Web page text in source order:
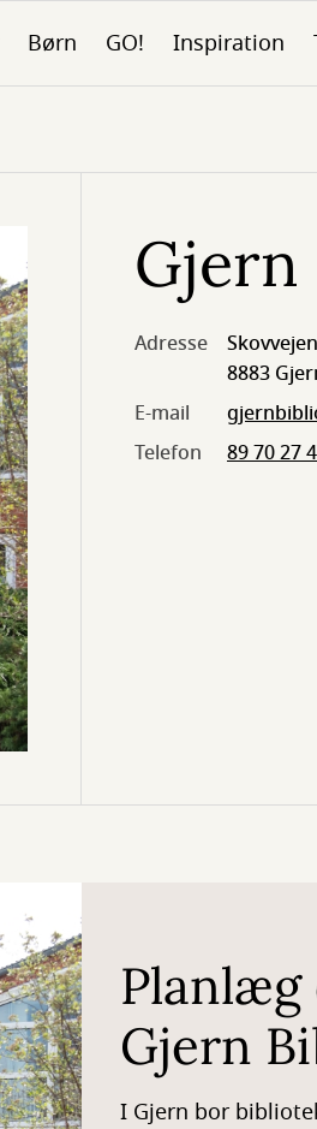
Børn GO! Inspiration
Adresse
8883
E-mail
Telefon
89 70 27
Planlæg
Gjern
I Gjern bor